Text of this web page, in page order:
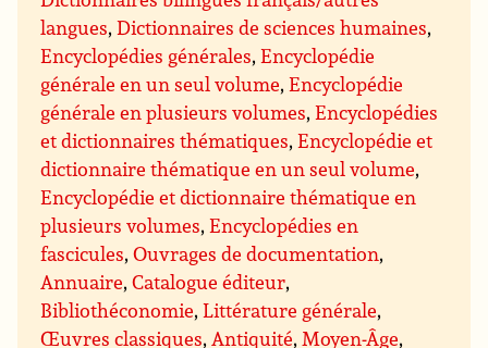
langues,Dictionnaires de sciences humaines,
Encyclopédies générales,Encyclopédie
générale en un seul volume,Encyclopédie
générale en plusieurs volumes,Encyclopédies
et dictionnaires thématiques,Encyclopédie et
dictionnaire thématique en un seul volume,
Encyclopédie et dictionnaire thématique en
plusieurs volumes,Encyclopédies en
fascicules,Ouvrages de documentation,
Annuaire,Catalogue éditeur,
Bibliothéconomie,Littérature générale,
Œuvres classiques, Antiquité, Moyen-Âge,